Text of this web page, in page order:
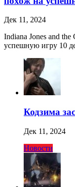
Дек 11, 2024
Indiana Jones and
успешную игру 10
Кодзима
Дек 11, 2024
Новости